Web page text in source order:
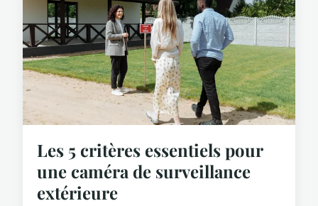
Les 5 critères essentiels pour
une caméra de surveillance
extérieure